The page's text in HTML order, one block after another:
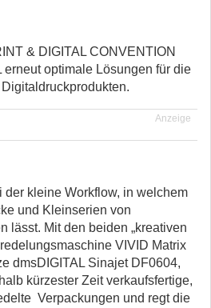
& DIGITAL CONVENTION
erneut optimale Lösungen für die
Anzeige
der kleine Workflow, in welchem
und Kleinserien von
lässt. Mit den beiden „kreativen
VIVID Matrix
dmsDIGITAL Sinajet DF0604,
kürzester Zeit verkaufsfertige,
Verpackungen und regt die